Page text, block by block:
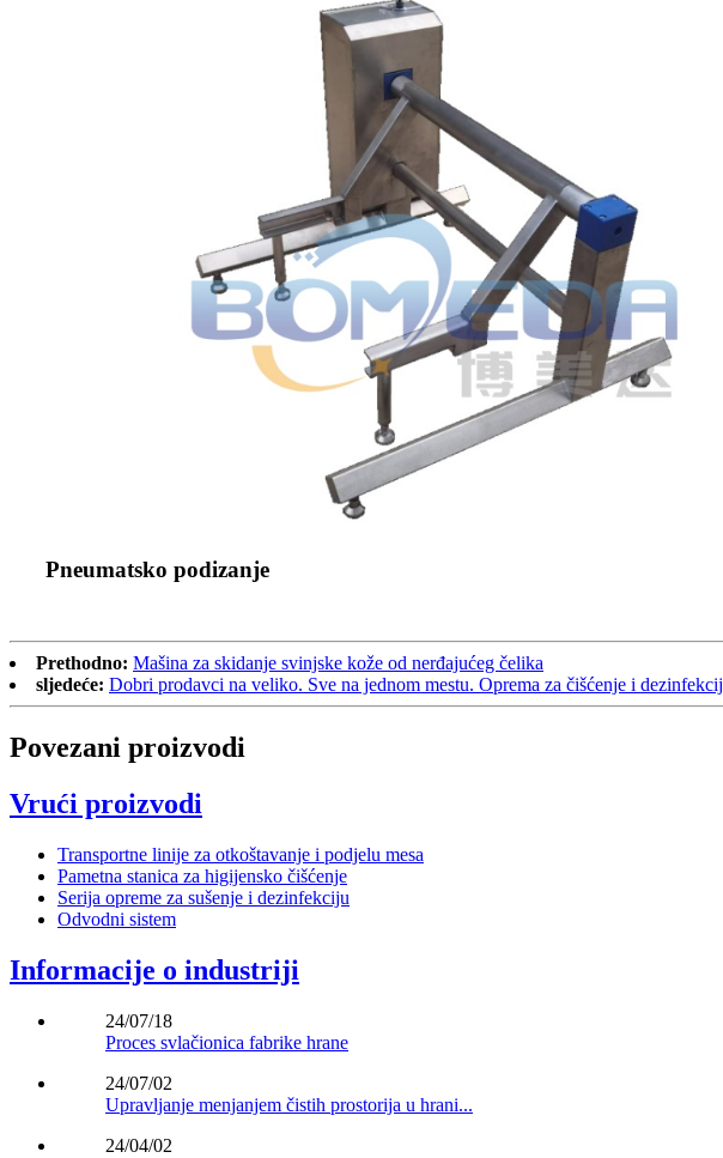
Pneumatsko podizanje
Prethodno: Mašina za skidanje svinjske kože od nerđajućeg čelika
sljedeće: Dobri prodavci na veliko. Sve na jednom mestu. Oprema za čišćenje i
Povezani proizvodi
Vrući proizvodi
Transportne linije za otkoštavanje i podjelu mesa
Pametna stanica za higijensko čišćenje
Serija opreme za sušenje i dezinfekciju
Odvodni sistem
Informacije o industriji
24/07/18
Proces svlačionica fabrike hrane
24/07/02
Upravljanje menjanjem čistih prostorija u hrani...
24/04/02